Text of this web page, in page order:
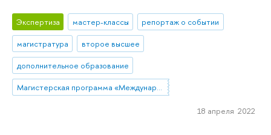
Экспертиза мастер-классы
репортаж о событии
магистратура
второе высшее
дополнительное образование
Магистерская программа «Международный корпоративный комплаенс и этика бизнеса»
18 апреля 2022